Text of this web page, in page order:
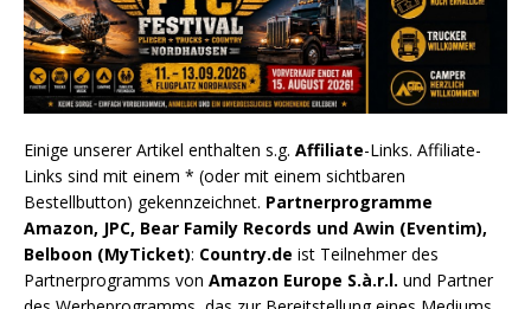
Einige unserer Artikel enthalten s.g. Affiliate-Links. Affiliate-
Links sind mit einem * (oder mit einem sichtbaren
Bestellbutton) gekennzeichnet. Partnerprogramme
Amazon, JPC, Bear Family Records und Awin (Eventim),
Belboon (MyTicket): Country.de ist Teilnehmer des
Partnerprogramms von Amazon Europe S.à.r.l. und Partner